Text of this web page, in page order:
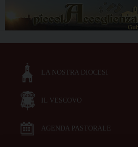
LA NOSTRA DIOCESI
IL VESCOVO
AGENDA PASTORALE